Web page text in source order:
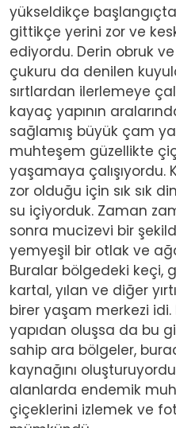
yükseldikçe
gittikçe yerini zor ve
ediyordu. Derin obruk
çukuru da denilen
sırtlardan ilerlemeye
kayaç yapının
sağlamış büyük çam
muhteşem güzellikte
yaşamaya çalışıyordu.
zor olduğu için sık sık
su içiyorduk. Zaman
sonra mucizevi bir
yemyeşil bir otlak ve
Buralar bölgedeki keçi,
kartal, yılan ve diğer
birer yaşam merkezi
yapıdan oluşsa da bu
sahip ara bölgeler,
kaynağını
alanlarda endemik
çiçeklerini izlemek ve